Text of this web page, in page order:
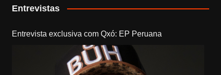
Entrevistas
Entrevista exclusiva com Qxó: EP Peruana